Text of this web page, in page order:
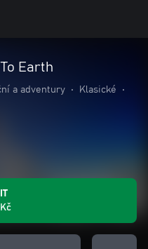
Earth
a adventury • Klasické
•